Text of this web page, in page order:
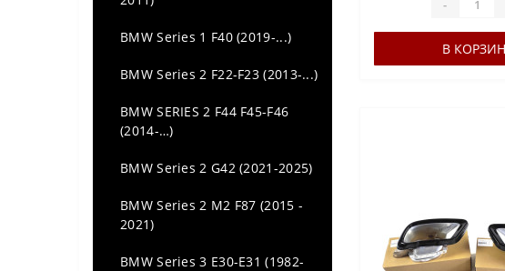
Audi A5 (2016 - ...)
Audi A6 (C7) (2011 - ...)
Audi A6 C6 (2004 - 2011)
Audi Q3 (2011 - 2018)
Audi Q5 (2008 - 2018)
BMW Series 1 F40 (2019-...)
BMW Series 2 F22-F23 (2013-...)
BMW SERIES 2 F44 F45-F46
(2014-…)
BMW Series 2 G42 (2021-2025)
BMW Series 2 M2 F87 (2015 -
2021)
BMW Series 3 E30-E31 (1982-
-
В